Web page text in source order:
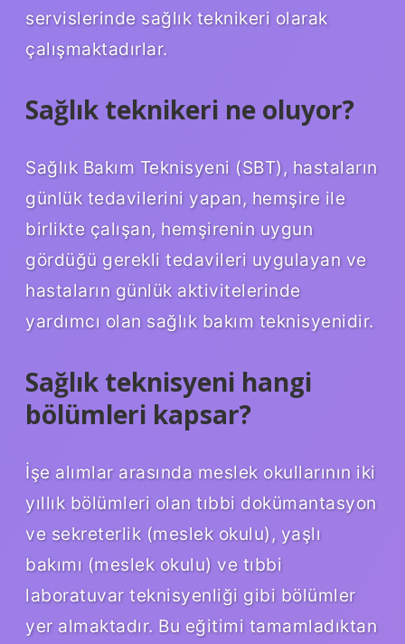
servislerinde sağlık teknikeri olarak
çalışmaktadırlar.
Sağlık teknikeri ne oluyor?
Sağlık Bakım Teknisyeni (SBT), hastaların
günlük tedavilerini yapan, hemşire ile
birlikte çalışan, hemşirenin uygun
gördüğü gerekli tedavileri uygulayan ve
hastaların günlük aktivitelerinde
yardımcı olan sağlık bakım teknisyenidir.
Sağlık teknisyeni hangi
bölümleri kapsar?
İşe alımlar arasında meslek okullarının iki
yıllık bölümleri olan tıbbi dokümantasyon
ve sekreterlik (meslek okulu), yaşlı
bakımı (meslek okulu) ve tıbbi
laboratuvar teknisyenliği gibi bölümler
yer almaktadır. Bu eğitimi tamamladıktan